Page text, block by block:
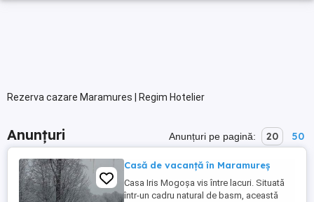
Rezerva cazare Maramures | Regim Hotelier
Anunțuri Anunțuri pe pagină: 20 50
Casă de vacanță în Maramureș
Casa Iris Mogoșa vis între lacuri. Situată
într-un cadru natural de basm, această